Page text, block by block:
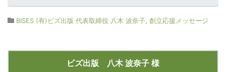
BISES (有)ビズ出版 代表取締役 八木 波奈子 創立応援メッセージ
ビズ出版 八木 波奈子 様